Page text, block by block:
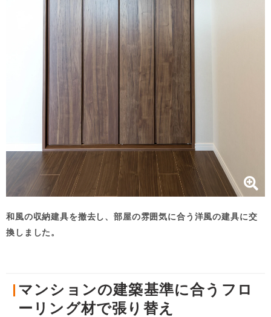
和風の収納建具を撤去し、部屋の雰囲気に合う洋風の建具に交
換しました。
マンションの建築基準に合うフロ
ーリング材で張り替え